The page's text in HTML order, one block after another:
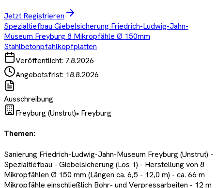
Jetzt Registrieren
Spezialtiefbau Giebelsicherung Friedrich-Ludwig-Jahn-
Museum Freyburg 8 Mikropfähle Ø 150mm
Stahlbetonpfahlkopfplatten
Veröffentlicht: 7.8.2026
Angebotsfrist: 18.8.2026
Ausschreibung
Freyburg (Unstrut)• Freyburg
Themen:
Sanierung Friedrich-Ludwig-Jahn-Museum Freyburg (Unstrut) -
Spezialtiefbau - Giebelsicherung (Los 1) - Herstellung von 8
Mikropfählen Ø 150 mm (Längen ca. 6,5 - 12,0 m) - ca. 66 m
Mikropfähle einschließlich Bohr- und Verpressarbeiten - 12 m